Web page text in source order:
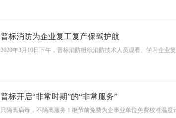
普标消防为企业复工复产保驾护航
2020年3月10日下午，普标消防组织消防技术人员观看、学习企业
普标开启“非常时期”的“非常服务”
只隔离病毒，不隔离服务！继节前免费为企事业单位免费校准温